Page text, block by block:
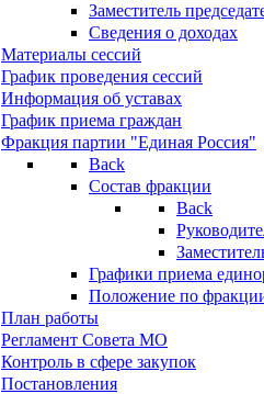
Заместитель
Сведения о доходах
Материалы сессий
График проведения сессий
Информация об уставах
График приема граждан
Фракция партии "Единая Россия"
Back
Состав фракции
Back
Графики приема
Положение по
План работы
Регламент Совета МО
Контроль в сфере закупок
Постановления